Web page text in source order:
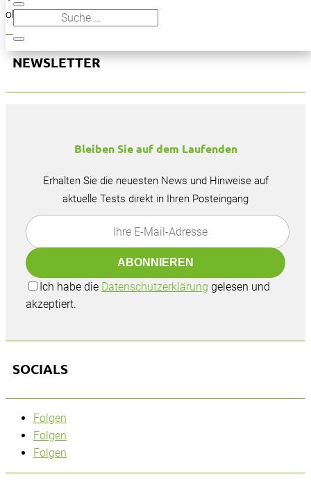
oben, um den Beitrag zu finden.
NEWSLETTER
Bleiben Sie auf dem Laufenden
Erhalten Sie die neuesten News und Hinweise auf
aktuelle Tests direkt in Ihren Posteingang
Ich habe die Datenschutzerklärung gelesen und
akzeptiert.
SOCIALS
Folgen
Folgen
Folgen